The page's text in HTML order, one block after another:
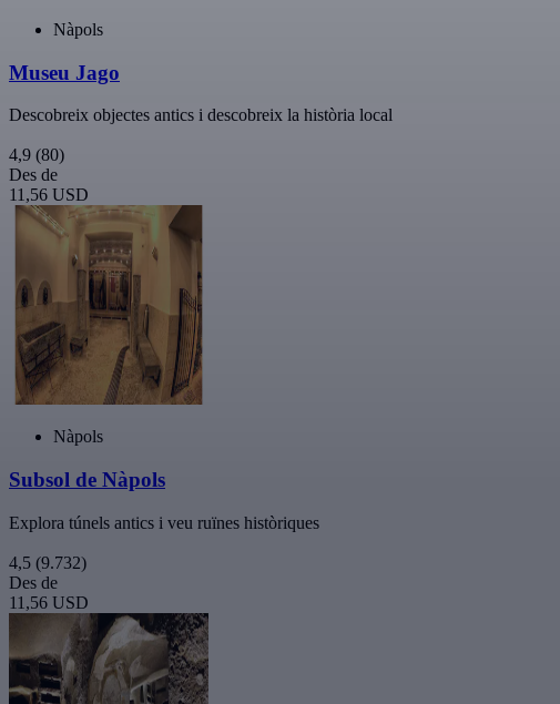
Nàpols
Museu Jago
Descobreix objectes antics i descobreix la història local
4,9 (80)
Des de
11,56 USD
Nàpols
Subsol de Nàpols
Explora túnels antics i veu ruïnes històriques
4,5 (9.732)
Des de
11,56 USD